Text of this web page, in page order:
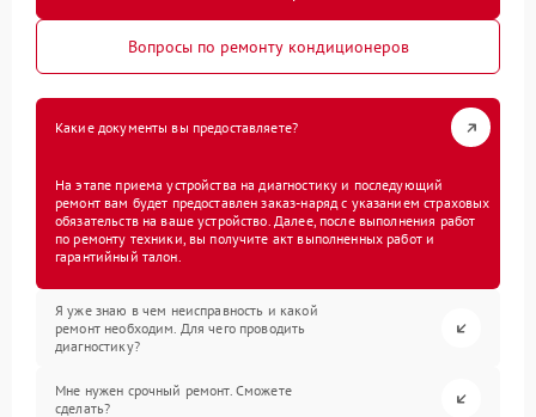
Вопросы по ремонту кондиционеров
Какие документы вы предоставляете?
На этапе приема устройства на диагностику и последующий
ремонт вам будет предоставлен заказ-наряд с указанием страховых
обязательств на ваше устройство. Далее, после выполнения работ
по ремонту техники, вы получите акт выполненных работ и
гарантийный талон.
Я уже знаю в чем неисправность и какой
ремонт необходим. Для чего проводить
диагностику?
Мне нужен срочный ремонт. Сможете
сделать?